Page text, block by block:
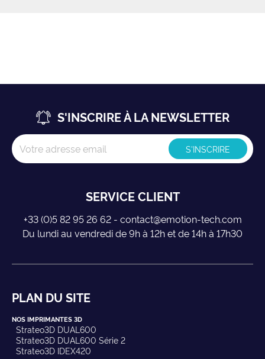
S'INSCRIRE À LA NEWSLETTER
SERVICE CLIENT
+33 (0)5 82 95 26 62 - contact@emotion-tech.com
Du lundi au vendredi de 9h à 12h et de 14h à 17h30
PLAN DU SITE
NOS IMPRIMANTES 3D
Strateo3D DUAL600
Strateo3D DUAL600 Série 2
Strateo3D IDEX420